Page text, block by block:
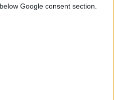
Google consent section.